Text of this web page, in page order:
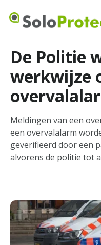
De Politie
werkwijze
Meldingen van een
een overvalalarm
geverifieerd door een
alvorens de politie tot